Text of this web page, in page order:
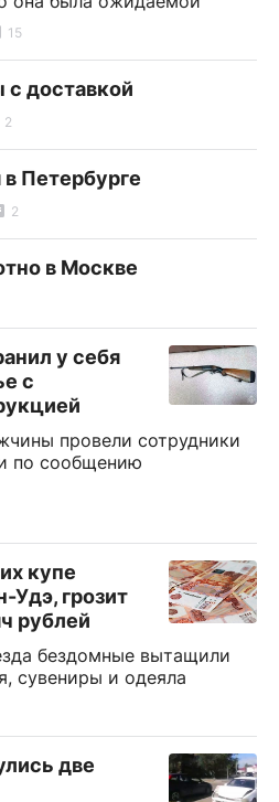
15
с доставкой
2
Петербурге
2
в Москве
у себя
с
провели сотрудники
по сообщению
купе
Удэ, грозит
рублей
бездомные вытащили
сувениры и одеяла
две